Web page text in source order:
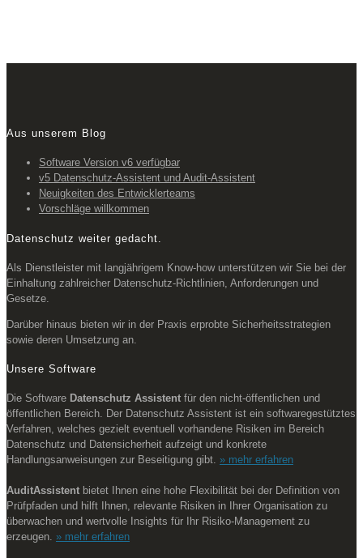
Aus unserem Blog
Software Version v6 verfügbar
v5 Datenschutz-Assistent und Audit-Assistent
Neuigkeiten des Entwicklerteams
Vorschläge willkommen
Datenschutz weiter gedacht.
Als Dienstleister mit langjährigem Know-how unterstützen wir Sie bei der
Einhaltung zahlreicher Datenschutz-Richtlinien, Anforderungen und
Gesetze.
Darüber hinaus bieten wir in der Praxis erprobte Sicherheitsstrategien
sowie deren Umsetzung an.
Unsere Software
Die Software Datenschutz Assistent für den nicht-öffentlichen und
öffentlichen Bereich. Der Datenschutz Assistent ist ein softwaregestütztes
Verfahren, welches gezielt eventuell vorhandene Risiken im Bereich
Datenschutz und Datensicherheit aufzeigt und konkrete
Handlungsanweisungen zur Beseitigung gibt. » mehr erfahren
AuditAssistent bietet Ihnen eine hohe Flexibilität bei der Definition von
Prüfpfaden und hilft Ihnen, relevante Risiken in Ihrer Organisation zu
überwachen und wertvolle Insights für Ihr Risiko-Management zu
erzeugen. » mehr erfahren